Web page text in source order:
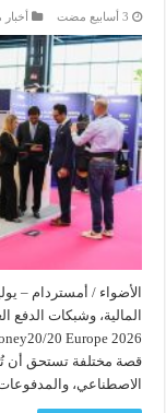
المالية، وشبكات الدفع
قصة مختلفة تستحق أن
الاصطناعي،